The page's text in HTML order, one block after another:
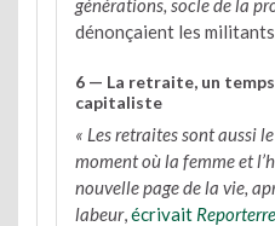
dénonçaient les militants.
6 — La retraite, un
capitaliste
« Les retraites sont aussi
moment où la femme et
nouvelle page de la vie,
labeur,écrivait Reporterre